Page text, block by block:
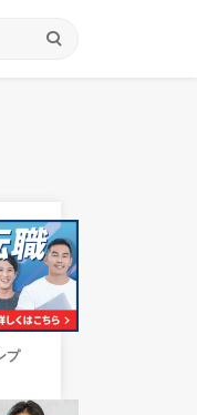
search
プ